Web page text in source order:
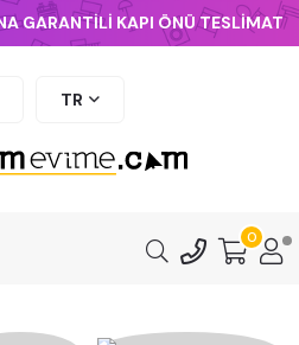
GARANTİLİ KAPI ÖNÜ TESLİMAT
TR
0